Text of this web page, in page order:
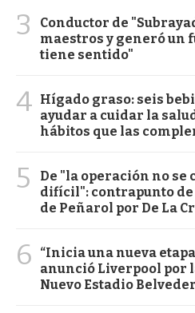
3
Conductor de
maestros y generó un
tiene sentido"
4 Hígado graso: seis
ayudar a cuidar la
hábitos que las
5
De "la operación no se
difícil": contrapunto
de Peñarol por De La
6
“Inicia una nueva
anunció Liverpool por
Nuevo Estadio